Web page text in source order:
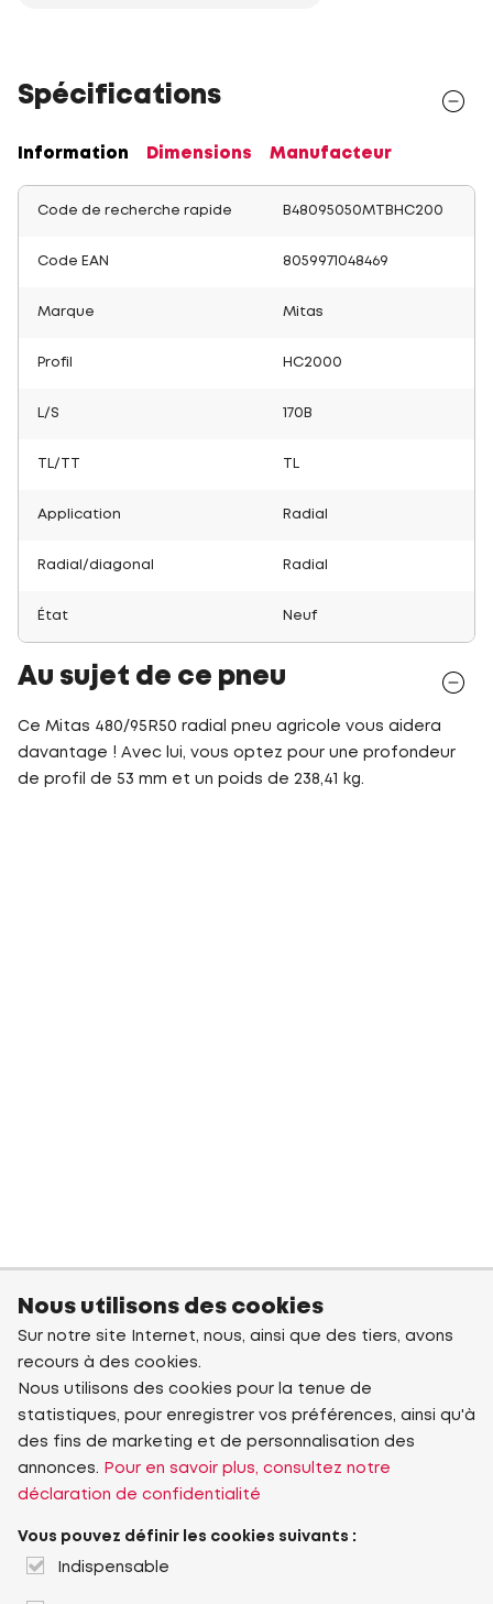
Spécifications
Information Dimensions Manufacteur
Code de recherche rapide B48095050MTBHC200
Code EAN 8059971048469
Marque Mitas
Profil HC2000
L/S 170B
TL/TT
Application Radial
Radial/diagonal Radial
État Neuf
Au sujet de ce pneu
Ce Mitas 480/95R50 radial pneu agricole vous aidera
davantage ! Avec lui, vous optez pour une profondeur
de profil de 53 mm et un poids de 238,41 kg.
Nous utilisons des cookies
Sur notre site Internet, nous, ainsi que des tiers, avons
recours à des cookies.
Nous utilisons des cookies pour la tenue de
statistiques, pour enregistrer vos préférences, ainsi qu'à
des fins de marketing et de personnalisation des
annonces.
Pour en savoir plus, consultez notre
déclaration de confidentialité
Vous pouvez définir les cookies suivants :
Indispensable